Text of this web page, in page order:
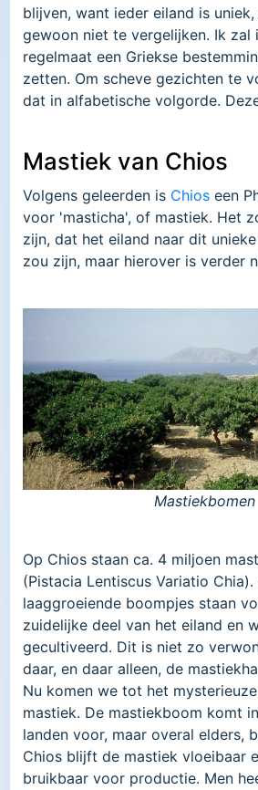
blijven, want ieder eiland is
gewoon niet te vergelijken. Ik zal
regelmaat een Griekse
zetten. Om scheve gezichten te
dat in alfabetische volgorde.
Mastiek van Chios
Volgens geleerden is Chios een
voor 'masticha', of mastiek. Het
zijn, dat het eiland naar dit
zou zijn, maar hierover is verder
Mastiekbomen
Op Chios staan ca. 4 miljoen
(Pistacia Lentiscus Variatio Chia).
laaggroeiende boompjes staan
zuidelijke deel van het eiland en
gecultiveerd. Dit is niet zo
daar, en daar alleen, de
Nu komen we tot het
mastiek. De mastiekboom komt
landen voor, maar overal elders,
Chios blijft de mastiek vloeibaar
bruikbaar voor productie. Men